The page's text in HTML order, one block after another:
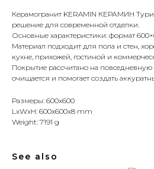
Керамогранит KERAMIN КЕРАМИН
решение для современной отделки.
Основные характеристики: формат
Материал подходит для пола и стен,
кухне, прихожей, гостиной и
Покрытие рассчитано на повседневную
очищается и помогает создать
Размеры: 600x600
LxWxH: 600x600x8 mm
Weight: 7191 g
See also